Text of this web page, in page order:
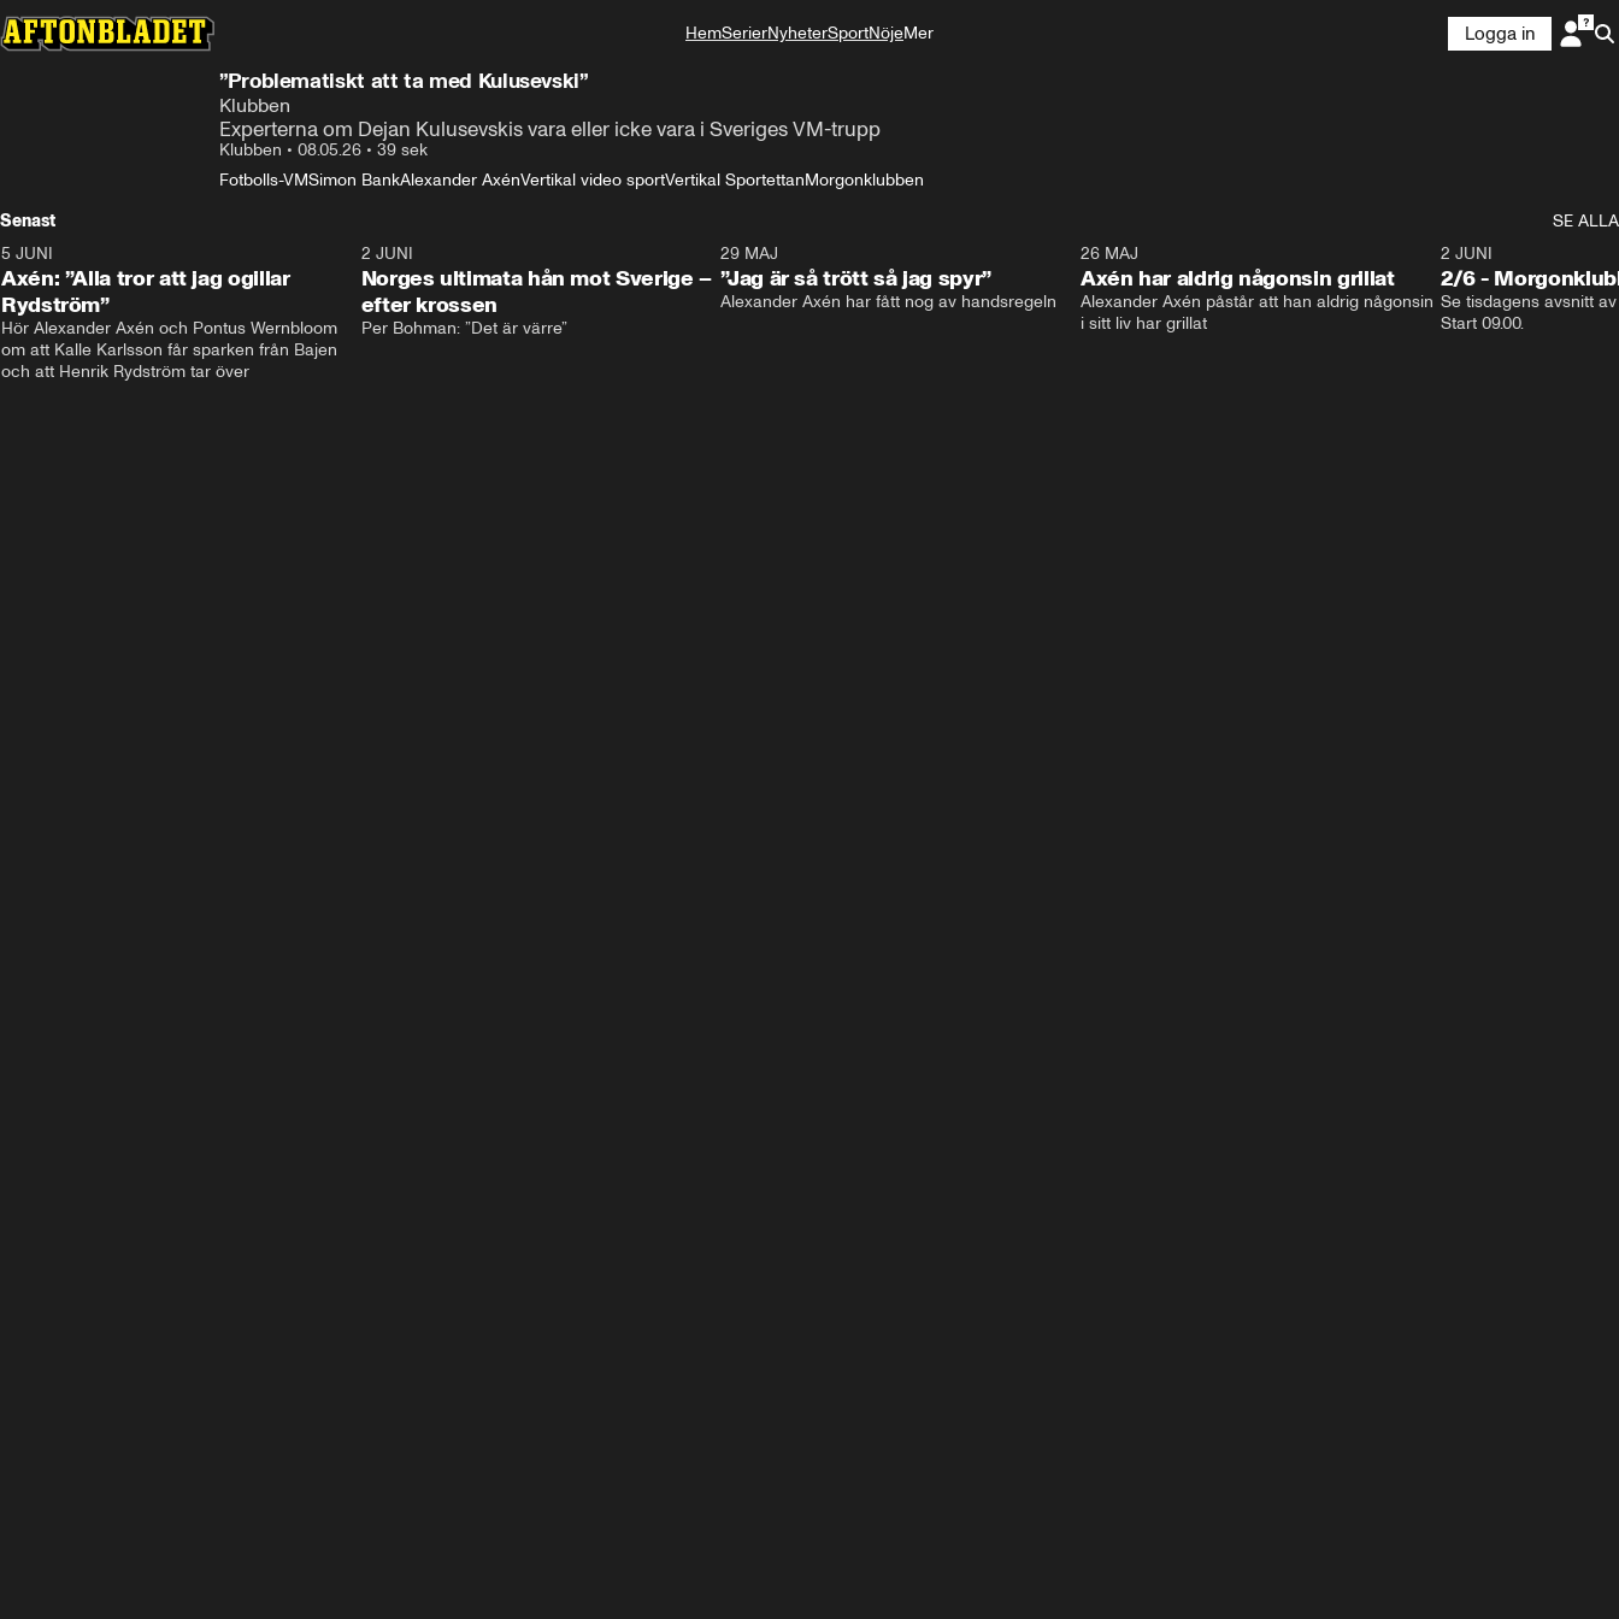
HemSerierNyheterSportNöjeMer
Logga in
”Problematiskt att ta med Kulusevski”
Klubben
Experterna om Dejan Kulusevskis vara eller icke vara i Sveriges VM-trupp
Klubben • 08.05.26 • 39 sek
Fotbolls-VMSimon BankAlexander AxénVertikal video sportVertikal SportettanMorgonklubben
Senast
SE ALLA
5 JUNI
Axén: ”Alla tror att jag ogillar
Rydström”
Hör Alexander Axén och Pontus Wernbloom
om att Kalle Karlsson får sparken från Bajen
och att Henrik Rydström tar över
0:26
2 JUNI
Norges ultimata hån mot Sverige –
efter krossen
Per Bohman: ”Det är värre”
29 MAJ
”Jag är så trött så jag spyr”
Alexander Axén har fått nog av handsregeln
26 MAJ
Axén har aldrig någonsin grillat
Alexander Axén påstår att han aldrig någonsin
i sitt liv har grillat
2 JUNI
2/6 -
Se tisdagens avsnitt
Start 09.00.